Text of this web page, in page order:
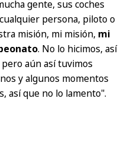
gente, sus coches
persona, piloto o
misión, mi misión, mi
. No lo hicimos, así
aún así tuvimos
y algunos momentos
así que no lo lamento".